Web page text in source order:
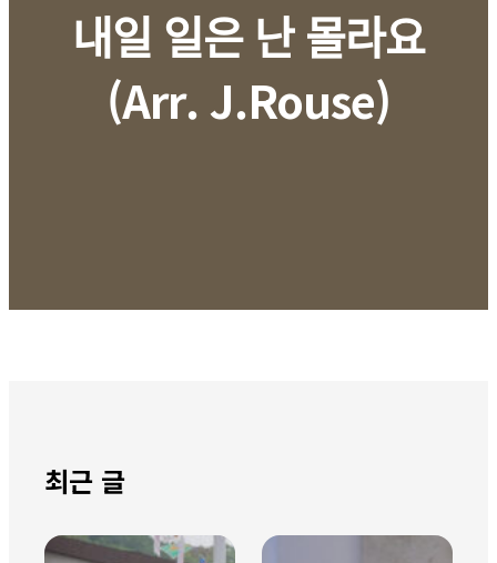
내일 일은 난 몰라요
(Arr. J.Rouse)
최근 글